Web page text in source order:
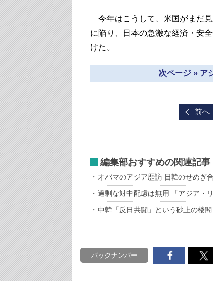
今年はこうして、米国がまだ
に陥り、日本の急激な経済・安
けた。
次ページ » ア
前へ
編集部おすすめの関連記事
オバマのアジア歴訪 日韓のせめぎ
過剰な対中配慮は無用 「アジア・
中韓「反日共闘」という砂上の楼
バックナンバー